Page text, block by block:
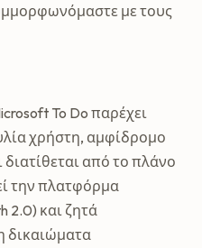
με τους
To Do παρέχει
χρήστη, αμφίδρομο
από το πλάνο
την πλατφόρμα
2.0) και ζητά
δικαιώματα